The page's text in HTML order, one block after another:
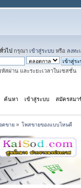
วไป กรุณา เข้าสู่ระบบ หรือ ลงทะ
สผ่าน และระยะเวลาในเซสชั่น
ค้นหา เข้าสู่ระบบ สมัครสมา
ดขาย» โพสขายของแบบไหนดี